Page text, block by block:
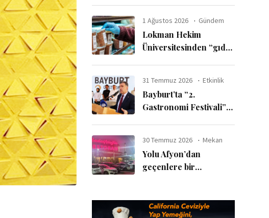
1 Ağustos 2026 Gündem
Lokman Hekim
Üniversitesinden “gıda
uyarısı
31 Temmuz 2026 Etkinlik
Bayburt’ta “2.
Gastronomi Festivali”
30 Temmuz 2026 Mekan
Yolu Afyon’dan
geçenlere bir